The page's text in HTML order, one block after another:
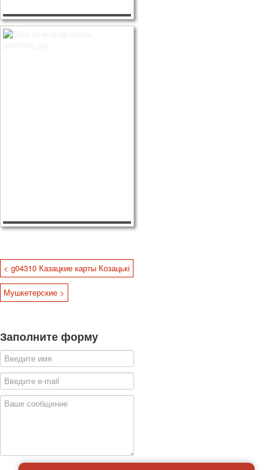
< g04310 Казацкие карты Козацькі
Мушкетерские >
Заполните форму